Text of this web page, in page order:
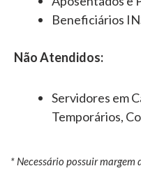
Beneficiários
Não Atendidos:
Servidores em
Temporários,
* Necessário possuir